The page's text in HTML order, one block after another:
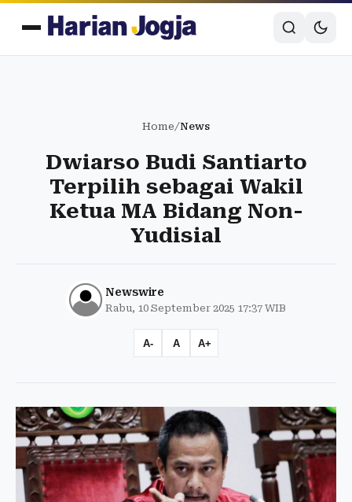
Home/News
Dwiarso Budi Santiarto
Terpilih sebagai Wakil
Ketua MA Bidang Non-
Yudisial
Newswire
Rabu, 10 September 2025 17:37 WIB
A- A A+